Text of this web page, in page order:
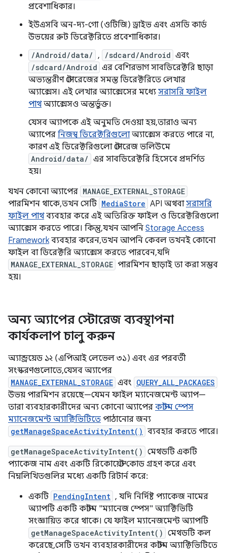
প্রবেশাধিকার।
ইউএসবি অন-দ্য-গো (ওটিজি) ড্রাইভ এবং এসডি কার্ড
উভয়ের রুট ডিরেক্টরিতে প্রবেশাধিকার।
/Android/data/ , /sdcard/Android এবং
/sdcard/Android এর বেশিরভাগ সাবডিরেক্টরি ছাড়া
অভ্যন্তরীণ স্টোরেজের সমস্ত ডিরেক্টরিতে লেখার
অ্যাক্সেস। এই লেখার অ্যাক্সেসের মধ্যে সরাসরি ফাইল
পাথঅ্যাক্সেসও অন্তর্ভুক্ত।
যেসব অ্যাপকে এই অনুমতি দেওয়া হয়, তারাও অন্য
অ্যাপের নিজস্ব ডিরেক্টরিগুলোঅ্যাক্সেস করতে পারে না,
কারণ এই ডিরেক্টরিগুলো স্টোরেজ ভলিউমে
Android/data/ এর সাবডিরেক্টরি হিসেবে প্রদর্শিত
হয়।
যখন কোনো অ্যাপের MANAGE_EXTERNAL_STORAGE
পারমিশন থাকে, তখন সেটি MediaStore API অথবাসরাসরি
ফাইল পাথব্যবহার করে এই অতিরিক্ত ফাইল ও ডিরেক্টরিগুলো
অ্যাক্সেস করতে পারে। কিন্তু, যখন আপনি Storage Access
Frameworkব্যবহার করেন, তখন আপনি কেবল তখনই কোনো
ফাইল বা ডিরেক্টরি অ্যাক্সেস করতে পারবেন, যদি
MANAGE_EXTERNAL_STORAGE পারমিশন ছাড়াই তা করা সম্ভব
হয়।
অন্য অ্যাপের স্টোরেজ ব্যবস্থাপনা
কার্যকলাপ চালু করুন
অ্যান্ড্রয়েড ১২ (এপিআই লেভেল ৩১) এবং এর পরবর্তী
সংস্করণগুলোতে, যেসব অ্যাপের
MANAGE_EXTERNAL_STORAGE এবং QUERY_ALL_PACKAGES
উভয় পারমিশন রয়েছে—যেমন ফাইল ম্যানেজমেন্ট অ্যাপ—
তারা ব্যবহারকারীদের অন্য কোনো অ্যাপের কাস্টম স্পেস
ম্যানেজমেন্ট অ্যাক্টিভিটিতে পাঠানোর জন্য
getManageSpaceActivityIntent() ব্যবহার করতে পারে।
getManageSpaceActivityIntent() মেথডটি একটি
প্যাকেজ নাম এবং একটি রিকোয়েস্ট কোড গ্রহণ করে এবং
নিম্নলিখিতগুলির মধ্যে একটি রিটার্ন করে:
একটি PendingIntent , যদি নির্দিষ্ট প্যাকেজ নামের
অ্যাপটি একটি কাস্টম "ম্যানেজ স্পেস" অ্যাক্টিভিটি
সংজ্ঞায়িত করে থাকে। যে ফাইল ম্যানেজমেন্ট অ্যাপটি
getManageSpaceActivityIntent() মেথডটি কল
করেছে, সেটি তখন ব্যবহারকারীদের কাস্টম অ্যাক্টিভিটিতে